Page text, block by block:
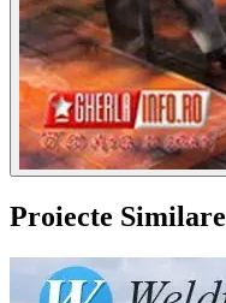
Proiecte Similare